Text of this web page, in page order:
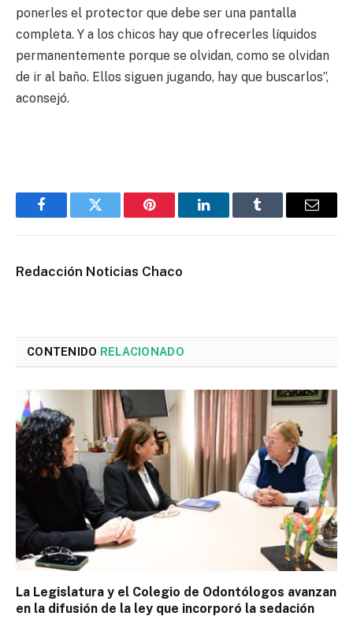
ponerles el protector que debe ser una pantalla
completa. Y a los chicos hay que ofrecerles líquidos
permanentemente porque se olvidan, como se olvidan
de ir al baño. Ellos siguen jugando, hay que buscarlos”,
aconsejó.
FacebookTwitter Pinterest LinkedInTumblr Email
Redacción Noticias Chaco
CONTENIDO RELACIONADO
La Legislatura y el Colegio de Odontólogos avanzan
en la difusión de la ley que incorporó la sedación